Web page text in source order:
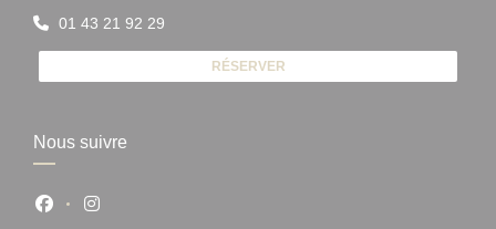
01 43 21 92 29
RÉSERVER
Nous suivre
Facebook ((ouvre une nouvelle fenêtre))
Instagram ((ouvre une nouvelle fenêtre))